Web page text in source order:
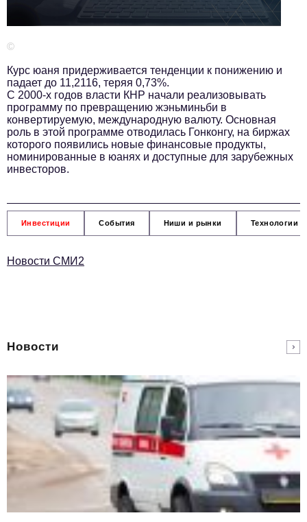
Информационный отдел
info@business-magazine.online
Отдел рекламы
reklama@business-magazine.online
Отдел распространения/редакционная подписка
podpiska@business-magazine.online
©
Курс юаня придерживается тенденции к понижению и
падает до 11,2116, теряя 0,73%.
С 2000-х годов власти КНР начали реализовывать
программу по превращению жэньминьби в
конвертируемую, международную валюту. Основная
роль в этой программе отводилась Гонконгу, на биржах
которого появились новые финансовые продукты,
номинированные в юанях и доступные для зарубежных
инвесторов.
Инвестиции События Ниши и рынки Технологии
Новости СМИ2
Новости